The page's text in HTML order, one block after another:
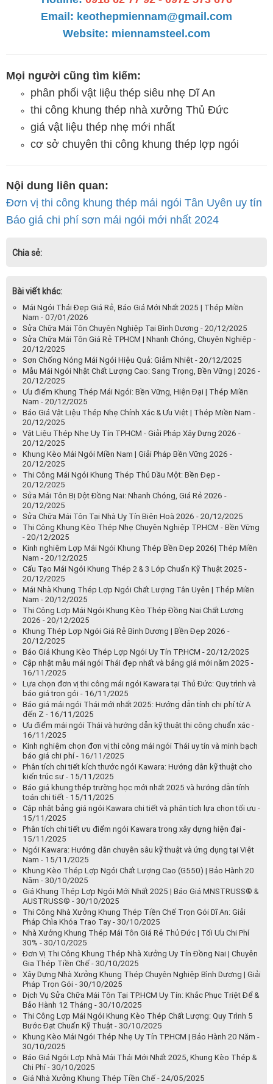
Email: keothepmiennam@gmail.com
Website: miennamsteel.com
Mọi người cũng tìm kiếm:
phân phối vật liệu thép siêu nhẹ Dĩ An
thi công khung thép nhà xưởng Thủ Đức
giá vật liệu thép nhẹ mới nhất
cơ sở chuyên thi công khung thép lợp ngói
Nội dung liên quan:
Đơn vị thi công khung thép mái ngói Tân Uyên uy tín
Báo giá chi phí sơn mái ngói mới nhất 2024
Chia sẻ:
Bài viết khác:
Mái Ngói Thái Đẹp Giá Rẻ, Báo Giá Mới Nhất 2025 | Thép Miền
Nam - 07/01/2026
Sửa Chữa Mái Tôn Chuyên Nghiệp Tại Bình Dương - 20/12/2025
Sửa Chữa Mái Tôn Giá Rẻ TPHCM | Nhanh Chóng, Chuyên Nghiệp -
20/12/2025
Sơn Chống Nóng Mái Ngói Hiệu Quả: Giảm Nhiệt - 20/12/2025
Mẫu Mái Ngói Nhật Chất Lượng Cao: Sang Trọng, Bền Vững | 2026 -
20/12/2025
Ưu điểm Khung Thép Mái Ngói: Bền Vững, Hiện Đại | Thép Miền
Nam - 20/12/2025
Báo Giá Vật Liệu Thép Nhẹ Chính Xác & Ưu Việt | Thép Miền Nam -
20/12/2025
Vật Liệu Thép Nhẹ Uy Tín TPHCM - Giải Pháp Xây Dựng 2026 -
20/12/2025
Khung Kèo Mái Ngói Miền Nam | Giải Pháp Bền Vững 2026 -
20/12/2025
Thi Công Mái Ngói Khung Thép Thủ Dầu Một: Bền Đẹp -
20/12/2025
Sửa Mái Tôn Bị Dột Đồng Nai: Nhanh Chóng, Giá Rẻ 2026 -
20/12/2025
Sửa Chữa Mái Tôn Tại Nhà Uy Tín Biên Hoà 2026 - 20/12/2025
Thi Công Khung Kèo Thép Nhẹ Chuyên Nghiệp TP.HCM - Bền Vững
- 20/12/2025
Kinh nghiệm Lợp Mái Ngói Khung Thép Bền Đẹp 2026| Thép Miền
Nam - 20/12/2025
Cấu Tạo Mái Ngói Khung Thép 2 & 3 Lớp Chuẩn Kỹ Thuật 2025 -
20/12/2025
Mái Nhà Khung Thép Lợp Ngói Chất Lượng Tân Uyên | Thép Miền
Nam - 20/12/2025
Thi Công Lợp Mái Ngói Khung Kèo Thép Đồng Nai Chất Lượng
2026 - 20/12/2025
Khung Thép Lợp Ngói Giá Rẻ Bình Dương | Bền Đẹp 2026 -
20/12/2025
Báo Giá Khung Kèo Thép Lợp Ngói Uy Tín TP.HCM - 20/12/2025
Cập nhật mẫu mái ngói Thái đẹp nhất và bảng giá mới năm 2025 -
16/11/2025
Lựa chọn đơn vị thi công mái ngói Kawara tại Thủ Đức: Quy trình và
báo giá trọn gói - 16/11/2025
Báo giá mái ngói Thái mới nhất 2025: Hướng dẫn tính chi phí từ A
đến Z - 16/11/2025
Ưu điểm mái ngói Thái và hướng dẫn kỹ thuật thi công chuẩn xác -
16/11/2025
Kinh nghiệm chọn đơn vị thi công mái ngói Thái uy tín và minh bạch
báo giá chi phí - 16/11/2025
Phân tích chi tiết kích thước ngói Kawara: Hướng dẫn kỹ thuật cho
kiến trúc sư - 15/11/2025
Báo giá khung thép trường học mới nhất 2025 và hướng dẫn tính
toán chi tiết - 15/11/2025
Cập nhật bảng giá ngói Kawara chi tiết và phân tích lựa chọn tối ưu -
15/11/2025
Phân tích chi tiết ưu điểm ngói Kawara trong xây dựng hiện đại -
15/11/2025
Ngói Kawara: Hướng dẫn chuyên sâu kỹ thuật và ứng dụng tại Việt
Nam - 15/11/2025
Khung Kèo Thép Lợp Ngói Chất Lượng Cao (G550) | Bảo Hành 20
Năm - 30/10/2025
Giá Khung Thép Lợp Ngói Mới Nhất 2025 | Báo Giá MNSTRUSS® &
AUSTRUSS® - 30/10/2025
Thi Công Nhà Xưởng Khung Thép Tiền Chế Trọn Gói Dĩ An: Giải
Pháp Chìa Khóa Trao Tay - 30/10/2025
Nhà Xưởng Khung Thép Mái Tôn Giá Rẻ Thủ Đức | Tối Ưu Chi Phí
30% - 30/10/2025
Đơn Vị Thi Công Khung Thép Nhà Xưởng Uy Tín Đồng Nai | Chuyên
Gia Thép Tiền Chế - 30/10/2025
Xây Dựng Nhà Xưởng Khung Thép Chuyên Nghiệp Bình Dương | Giải
Pháp Trọn Gói - 30/10/2025
Dịch Vụ Sửa Chữa Mái Tôn Tại TP.HCM Uy Tín: Khắc Phục Triệt Để &
Bảo Hành 12 Tháng - 30/10/2025
Thi Công Lợp Mái Ngói Khung Kèo Thép Chất Lượng: Quy Trình 5
Bước Đạt Chuẩn Kỹ Thuật - 30/10/2025
Khung Kèo Mái Ngói Thép Nhẹ Uy Tín TP.HCM | Bảo Hành 20 Năm -
30/10/2025
Báo Giá Ngói Lợp Nhà Mái Thái Mới Nhất 2025, Khung Kèo Thép &
Chi Phí - 30/10/2025
Giá Nhà Xưởng Khung Thép Tiền Chế - 24/05/2025